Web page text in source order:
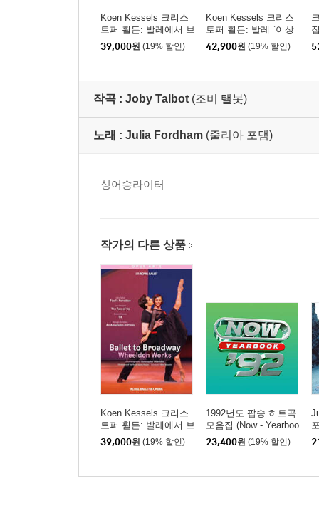
Koen Kessels 크리스
토퍼 휠든: 발레에서 브
로드웨이까지 (Wheeld
on: Ballet to Broadway)
39,000원 (19% 할인)
Koen Kessels 크리스
토퍼 휠든: 발레 `이상
한 나라의 앨리스` (Talb
ot: Alice's Adventures I
allet 2024)
42,900원 (19% 할인)
작곡 : Joby Talbot (조비 탤봇)
노래 : Julia Fordham (줄리아 포댐)
싱어송라이터
작가의 다른 상품
Koen Kessels 크리스
토퍼 휠든: 발레에서 브
로드웨이까지 (Wheeld
on: Ballet to Broadway)
39,000원 (19% 할인)
1992년도 팝송 히트곡
모음집 (Now - Yearboo
k 1992)
23,400원 (19% 할인)